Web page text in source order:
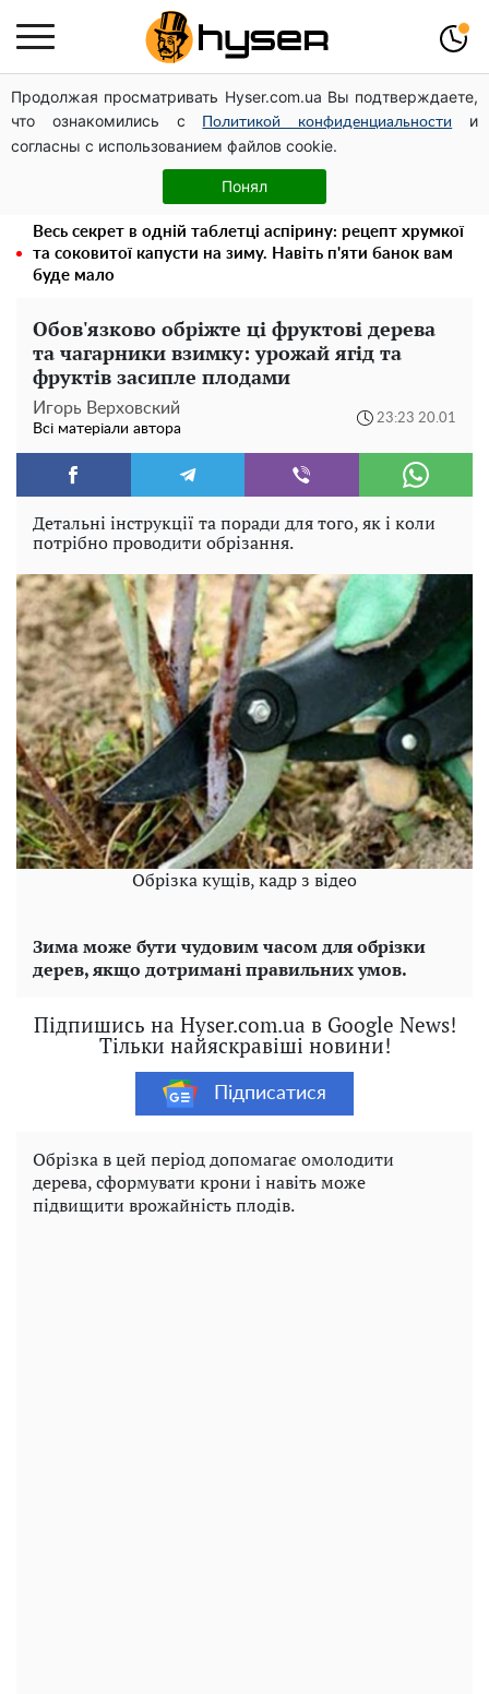
Продолжая просматривать Hyser.com.ua Вы подтверждаете,
что ознакомились с
Политикой конфиденциальности
и
согласны с использованием файлов cookie.
Понял
Дрони із націнкою: Олександр Конотопський вивів
мільйони оборонного бюджету через фіктивну фірму в
Естонії
Його доведеться просто вилити: скільки можна
зберігати бензин у пластиковій каністрі
Весь секрет в одній таблетці аспірину: рецепт хрумкої
та соковитої капусти на зиму. Навіть п'яти банок вам
буде мало
Обов'язково обріжте ці фруктові дерева
та чагарники взимку: урожай ягід та
фруктів засипле плодами
Игорь Верховский
Всі матеріали автора
23:23 20.01
Детальні інструкції та поради для того, як і коли
потрібно проводити обрізання.
Обрізка кущів, кадр з відео
Зима може бути чудовим часом для обрізки
дерев, якщо дотримані правильних умов.
Підпишись на Hyser.com.ua в Google News!
Тільки найяскравіші новини!
Підписатися
Обрізка в цей період допомагає омолодити
дерева, сформувати крони і навіть може
підвищити врожайність плодів.